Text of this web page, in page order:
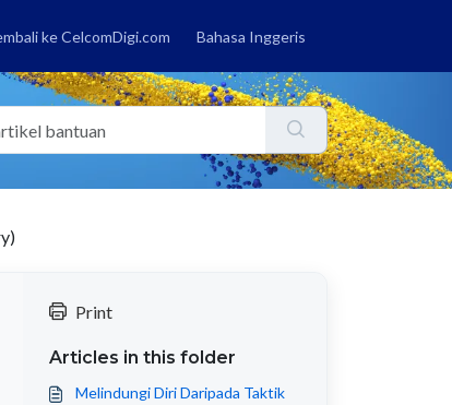
ke CelcomDigi.com Bahasa Inggeris
Print
Articles in this folder
Melindungi Diri Daripada Taktik